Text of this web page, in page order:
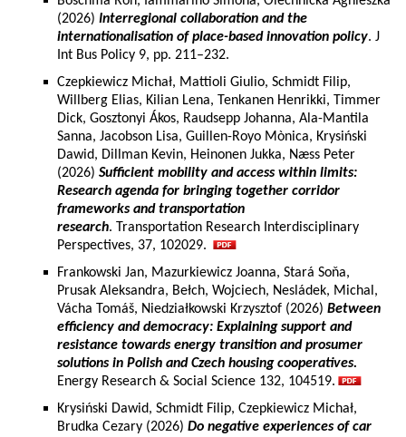
(2026) Interregional collaboration and the
internationalisation of place-based innovation policy. J
Int Bus Policy 9, pp. 211–232.
Czepkiewicz Michał, Mattioli Giulio, Schmidt Filip,
Willberg Elias, Kilian Lena, Tenkanen Henrikki, Timmer
Dick, Gosztonyi Ákos, Raudsepp Johanna, Ala-Mantila
Sanna, Jacobson Lisa, Guillen-Royo Mònica, Krysiński
Dawid, Dillman Kevin, Heinonen Jukka, Næss Peter
(2026) Sufficient mobility and access within limits:
Research agenda for bringing together corridor
frameworks and transportation
research. Transportation Research Interdisciplinary
Perspectives, 37, 102029.
Frankowski Jan, Mazurkiewicz Joanna, Stará Soňa,
Prusak Aleksandra, Bełch, Wojciech, Nesládek, Michal,
Vácha Tomáš, Niedziałkowski Krzysztof (2026) Between
efficiency and democracy: Explaining support and
resistance towards energy transition and prosumer
solutions in Polish and Czech housing cooperatives.
Energy Research & Social Science 132, 104519.
Krysiński Dawid, Schmidt Filip, Czepkiewicz Michał,
Brudka Cezary (2026) Do negative experiences of car